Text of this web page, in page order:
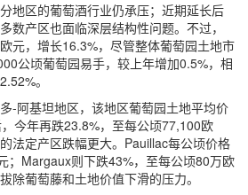
区的葡萄酒行业仍承压；近期延长后
数产区也面临深层结构性问题。不过，
元，增长16.3%，尽管整体葡萄园土地市
公顷葡萄园易手，较上年增加0.5%，相
。
阿基坦地区，该地区葡萄园土地平均价
今年再跌23.8%，至每公顷77,100欧
法定产区跌幅更大。Pauillac每公顷价格
；Margaux则下跌43%，至每公顷80万欧
除葡萄藤和土地价值下滑的压力。